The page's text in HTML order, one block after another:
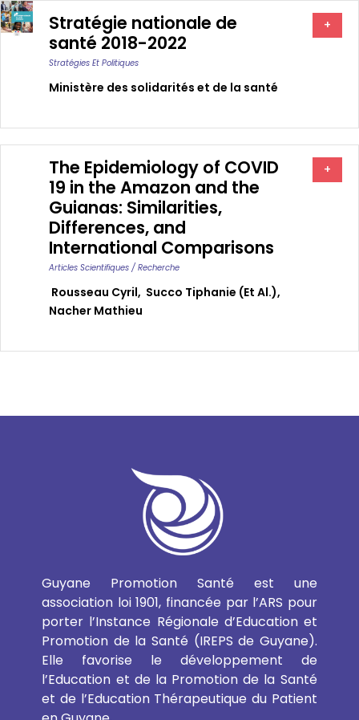
Stratégie nationale de
santé 2018-2022
Stratégies Et Politiques
Ministère des solidarités et de la santé
+
The Epidemiology of COVID
19 in the Amazon and the
Guianas: Similarities,
Differences, and
International Comparisons
Articles Scientifiques / Recherche
Rousseau Cyril, Succo Tiphanie (et Al.),
Nacher Mathieu
+
Guyane Promotion Santé est une
association loi 1901, financée par l’ARS pour
porter l’Instance Régionale d’Education et
Promotion de la Santé (IREPS de Guyane).
Elle favorise le développement de
l’Education et de la Promotion de la Santé
et de l’Education Thérapeutique du Patient